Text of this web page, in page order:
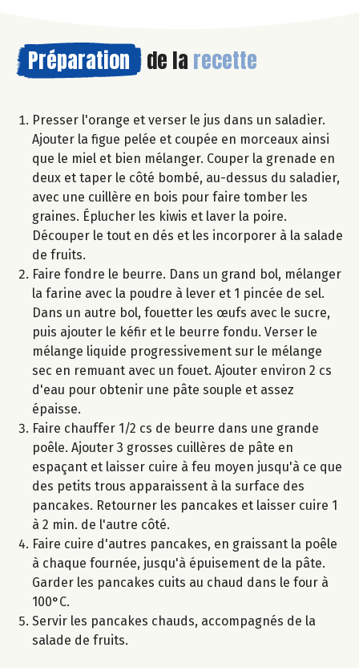
Préparation de la recette
Presser l'orange et verser le jus dans un saladier.
Ajouter la figue pelée et coupée en morceaux ainsi
que le miel et bien mélanger. Couper la grenade en
deux et taper le côté bombé, au-dessus du saladier,
avec une cuillère en bois pour faire tomber les
graines. Éplucher les kiwis et laver la poire.
Découper le tout en dés et les incorporer à la salade
de fruits.
Faire fondre le beurre. Dans un grand bol, mélanger
la farine avec la poudre à lever et 1 pincée de sel.
Dans un autre bol, fouetter les œufs avec le sucre,
puis ajouter le kéfir et le beurre fondu. Verser le
mélange liquide progressivement sur le mélange
sec en remuant avec un fouet. Ajouter environ 2 cs
d'eau pour obtenir une pâte souple et assez
épaisse.
Faire chauffer 1/2 cs de beurre dans une grande
poêle. Ajouter 3 grosses cuillères de pâte en
espaçant et laisser cuire à feu moyen jusqu'à ce que
des petits trous apparaissent à la surface des
pancakes. Retourner les pancakes et laisser cuire 1
à 2 min. de l'autre côté.
Faire cuire d'autres pancakes, en graissant la poêle
à chaque fournée, jusqu'à épuisement de la pâte.
Garder les pancakes cuits au chaud dans le four à
100°C.
Servir les pancakes chauds, accompagnés de la
salade de fruits.